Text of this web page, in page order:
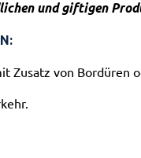
und giftigen
Zusatz von Bordüren